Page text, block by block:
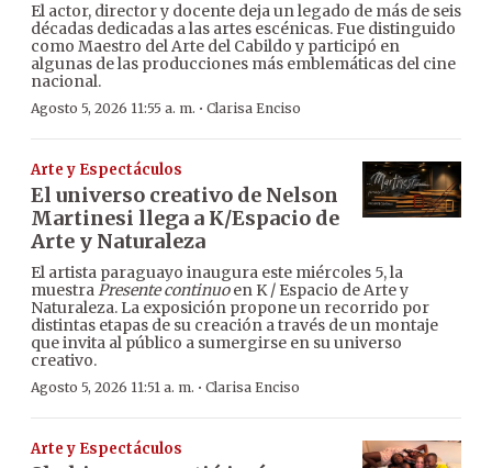
El actor, director y docente deja un legado de más de seis
décadas dedicadas a las artes escénicas. Fue distinguido
como Maestro del Arte del Cabildo y participó en
algunas de las producciones más emblemáticas del cine
nacional.
Agosto 5, 2026 11:55 a. m. · Clarisa Enciso
Arte y Espectáculos
El universo creativo de Nelson
Martinesi llega a K/Espacio de
Arte y Naturaleza
El artista paraguayo inaugura este miércoles 5, la
muestraPresente continuoen K / Espacio de Arte y
Naturaleza. La exposición propone un recorrido por
distintas etapas de su creación a través de un montaje
que invita al público a sumergirse en su universo
creativo.
Agosto 5, 2026 11:51 a. m. · Clarisa Enciso
Arte y Espectáculos